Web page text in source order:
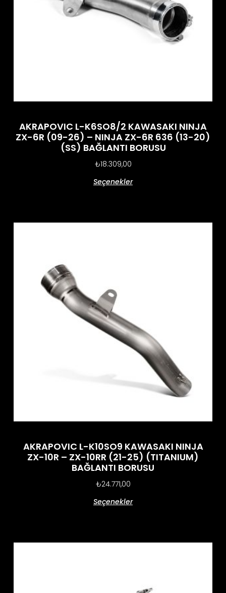
AKRAPOVIC L-K6SO8/2 KAWASAKI NINJA
ZX-6R (09-26) – NINJA ZX-6R 636 (13-20)
(SS) BAĞLANTI BORUSU
₺18.309,00
Seçenekler
AKRAPOVIC L-K10SO9 KAWASAKI NINJA
ZX-10R – ZX-10RR (21-25) (TITANIUM)
BAĞLANTI BORUSU
₺24.771,00
Seçenekler